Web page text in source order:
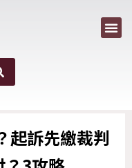
單
搜
尋
起訴先繳裁判